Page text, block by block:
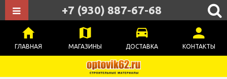
ГЛАВНАЯ МАГАЗИНЫ ДОСТАВКА КОНТАКТЫ
+7 (930) 887-67-68